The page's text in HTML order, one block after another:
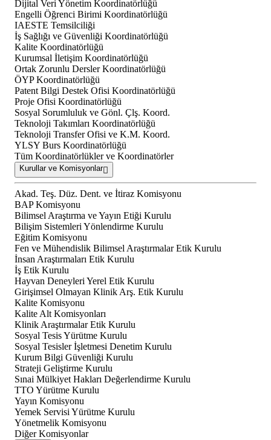
Dijital Veri Yönetim Koordinatörlüğü
Engelli Öğrenci Birimi Koordinatörlüğü
IAESTE Temsilciliği
İş Sağlığı ve Güvenliği Koordinatörlüğü
Kalite Koordinatörlüğü
Kurumsal İletişim Koordinatörlüğü
Ortak Zorunlu Dersler Koordinatörlüğü
ÖYP Koordinatörlüğü
Patent Bilgi Destek Ofisi Koordinatörlüğü
Proje Ofisi Koordinatörlüğü
Sosyal Sorumluluk ve Gönl. Çlş. Koord.
Teknoloji Takımları Koordinatörlüğü
Teknoloji Transfer Ofisi ve K.M. Koord.
YLSY Burs Koordinatörlüğü
Tüm Koordinatörlükler ve Koordinatörler
Kurullar ve Komisyonlar
Akad. Teş. Düz. Dent. ve İtiraz Komisyonu
BAP Komisyonu
Bilimsel Araştırma ve Yayın Etiği Kurulu
Bilişim Sistemleri Yönlendirme Kurulu
Eğitim Komisyonu
Fen ve Mühendislik Bilimsel Araştırmalar Etik Kurulu
İnsan Araştırmaları Etik Kurulu
İş Etik Kurulu
Hayvan Deneyleri Yerel Etik Kurulu
Girişimsel Olmayan Klinik Arş. Etik Kurulu
Kalite Komisyonu
Kalite Alt Komisyonları
Klinik Araştırmalar Etik Kurulu
Sosyal Tesis Yürütme Kurulu
Sosyal Tesisler İşletmesi Denetim Kurulu
Kurum Bilgi Güvenliği Kurulu
Strateji Geliştirme Kurulu
Sınai Mülkiyet Hakları Değerlendirme Kurulu
TTO Yürütme Kurulu
Yayın Komisyonu
Yemek Servisi Yürütme Kurulu
Yönetmelik Komisyonu
Diğer Komisyonlar